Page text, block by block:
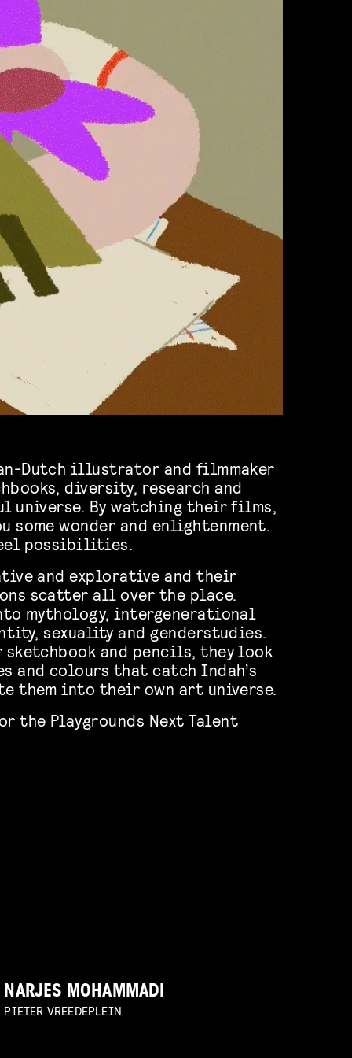
Dutch illustrator and filmmaker
diversity, research and
universe. By watching their films,
some wonder and enlightenment.
possibilities.
and explorative and their
scatter all over the place.
mythology, intergenerational
sexuality and genderstudies.
and pencils, they look
and colours that catch Indah’s
them into their own art universe.
the Playgrounds Next Talent
NARJES MOHAMMADI
PIETER VREEDEPLEIN